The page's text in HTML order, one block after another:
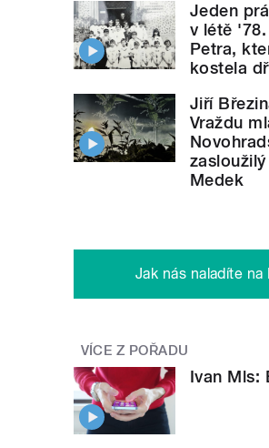
Jeden
v létě
Petra,
kostela
Jiří
Vraždu
Medek
Jak nás naladíte na
VÍCE Z POŘADU
Ivan Mls: